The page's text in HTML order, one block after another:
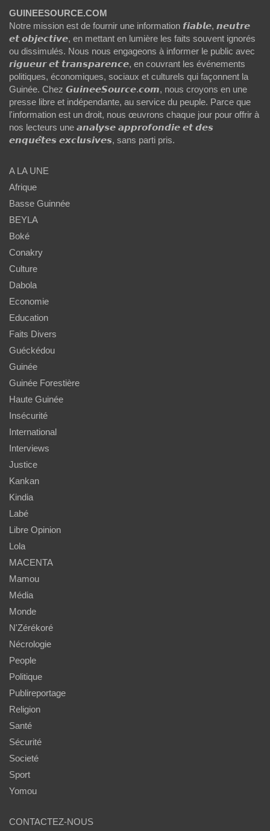
GUINEESOURCE.COM
Notre mission est de fournir une information 𝙛𝙞𝙖𝙗𝙡𝙚, 𝙣𝙚𝙪𝙩𝙧𝙚
𝙚𝙩 𝙤𝙗𝙟𝙚𝙘𝙩𝙞𝙫𝙚, en mettant en lumière les faits souvent ignorés
ou dissimulés. Nous nous engageons à informer le public avec
𝙧𝙞𝙜𝙪𝙚𝙪𝙧 𝙚𝙩 𝙩𝙧𝙖𝙣𝙨𝙥𝙖𝙧𝙚𝙣𝙘𝙚, en couvrant les événements
politiques, économiques, sociaux et culturels qui façonnent la
Guinée. Chez 𝙂𝙪𝙞𝙣𝙚𝙚𝙎𝙤𝙪𝙧𝙘𝙚.𝙘𝙤𝙢, nous croyons en une
presse libre et indépendante, au service du peuple. Parce que
l'information est un droit, nous œuvrons chaque jour pour offrir à
nos lecteurs une 𝙖𝙣𝙖𝙡𝙮𝙨𝙚 𝙖𝙥𝙥𝙧𝙤𝙛𝙤𝙣𝙙𝙞𝙚 𝙚𝙩 𝙙𝙚𝙨
𝙚𝙣𝙦𝙪𝙚̂𝙩𝙚𝙨 𝙚𝙭𝙘𝙡𝙪𝙨𝙞𝙫𝙚𝙨, sans parti pris.
A LA UNE
Afrique
Basse Guinnée
BEYLA
Boké
Conakry
Culture
Dabola
Economie
Education
Faits Divers
Guéckédou
Guinée
Guinée Forestière
Haute Guinée
Insécurité
International
Interviews
Justice
Kankan
Kindia
Labé
Libre Opinion
Lola
MACENTA
Mamou
Média
Monde
N'Zérékoré
Nécrologie
People
Politique
Publireportage
Religion
Santé
Sécurité
Societé
Sport
Yomou
CONTACTEZ-NOUS